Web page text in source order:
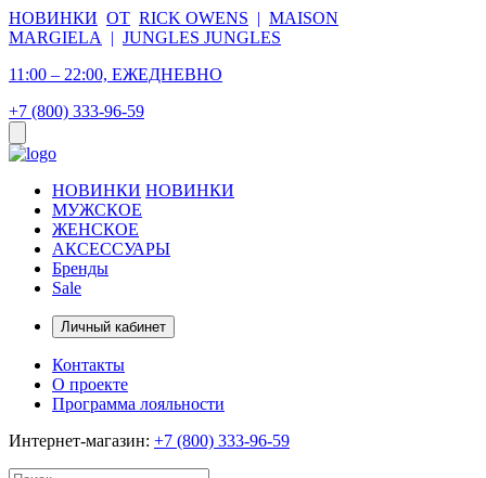
НОВИНКИ ОТ RICK OWENS | MAISON
MARGIELA
| JUNGLES JUNGLES
11:00 – 22:00, ЕЖЕДНЕВНО
+7 (800) 333-96-59
НОВИНКИ НОВИНКИ
МУЖСКОЕ
ЖЕНСКОЕ
АКСЕССУАРЫ
Бренды
Sale
Личный кабинет
Контакты
О проекте
Программа лояльности
Интернет-магазин: +7 (800) 333-96-59